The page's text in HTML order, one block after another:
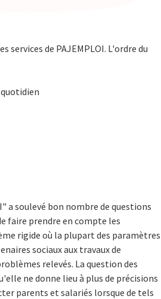
services de PAJEMPLOI. L'ordre du
a soulevé bon nombre de questions
faire prendre en compte les
rigide où la plupart des paramètres
sociaux aux travaux de
relevés. La question des
ne donne lieu à plus de précisions
parents et salariés lorsque de tels